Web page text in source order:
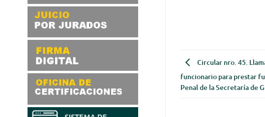
Circular nro. 45.
funcionario para prestar
Penal de la Secretaría de